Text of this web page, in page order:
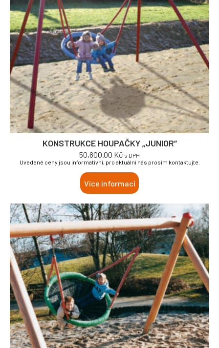
KONSTRUKCE HOUPAČKY „JUNIOR“
50,600.00 Kč s DPH
Uvedené ceny jsou informativní, pro aktuální nás prosím kontaktujte.
Více informací